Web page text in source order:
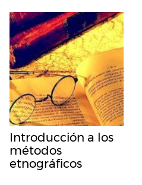
Introducción a los
métodos
etnográficos